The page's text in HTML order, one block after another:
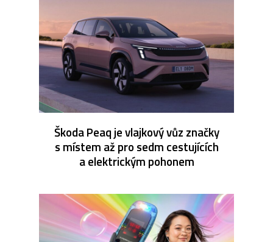
Škoda Peaq je vlajkový vůz značky
s místem až pro sedm cestujících
a elektrickým pohonem